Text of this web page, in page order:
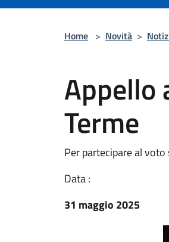
Home > Novità >
Appello
Terme
Per partecipare al
Data :
31 maggio 2025